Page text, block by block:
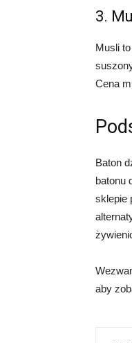
3.
Musli
Cena
Baton
batonu
sklepie
aby